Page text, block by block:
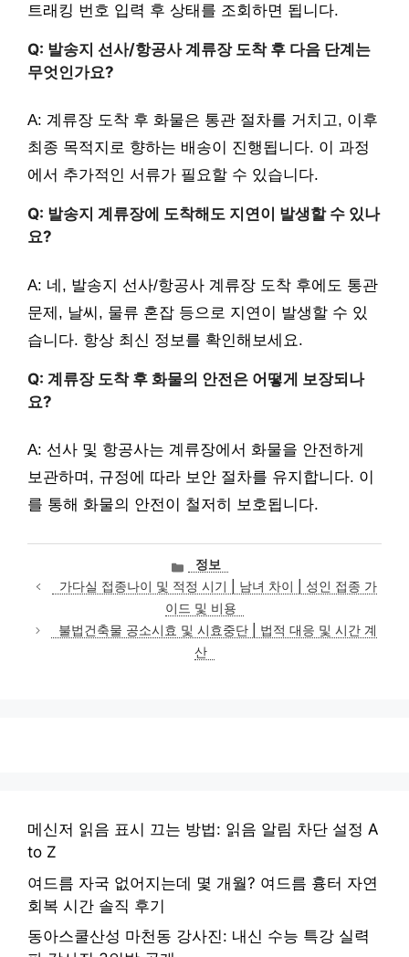
트래킹 번호 입력 후 상태를 조회하면 됩니다.
Q: 발송지 선사/항공사 계류장 도착 후 다음 단계는
무엇인가요?
A: 계류장 도착 후 화물은 통관 절차를 거치고, 이후
최종 목적지로 향하는 배송이 진행됩니다. 이 과정
에서 추가적인 서류가 필요할 수 있습니다.
Q: 발송지 계류장에 도착해도 지연이 발생할 수 있나
요?
A: 네, 발송지 선사/항공사 계류장 도착 후에도 통관
문제, 날씨, 물류 혼잡 등으로 지연이 발생할 수 있
습니다. 항상 최신 정보를 확인해보세요.
Q: 계류장 도착 후 화물의 안전은 어떻게 보장되나
요?
A: 선사 및 항공사는 계류장에서 화물을 안전하게
보관하며, 규정에 따라 보안 절차를 유지합니다. 이
를 통해 화물의 안전이 철저히 보호됩니다.
카
테
고
리
정보
가다실 접종나이 및 적정 시기 | 남녀 차이 | 성인 접종 가
이드 및 비용
불법건축물 공소시효 및 시효중단 | 법적 대응 및 시간 계
산
메신저 읽음 표시 끄는 방법: 읽음 알림 차단 설정 A
to Z
여드름 자국 없어지는데 몇 개월? 여드름 흉터 자연
회복 시간 솔직 후기
동아스쿨산성 마천동 강사진: 내신 수능 특강 실력